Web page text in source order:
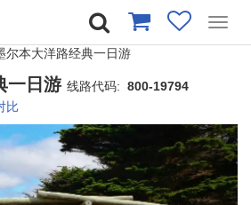
尔本大洋路经典一日游
一日游 线路代码: 800-19794
比